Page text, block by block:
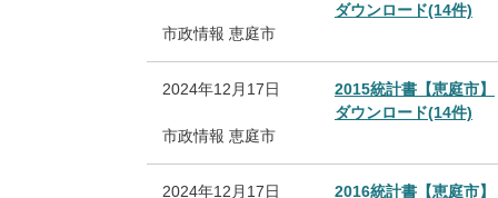
ダウンロード(14件)
市政情報 恵庭市
2024年12月17日
2015統計書【恵庭市】
ダウンロード(14件)
市政情報 恵庭市
2024年12月17日
2016統計書【恵庭市】